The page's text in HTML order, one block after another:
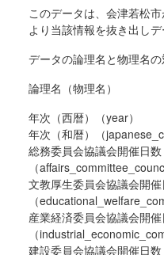
このデータは、会津若松
より当該情報を抜き出しデ
データの論理名と物理名の
論理名（物理名）
年次（西暦）（year）
年次（和暦）（
総務委員会協議会開催日数
（
文教厚生委員会協議会開催
（
産業経済委員会協議会開催
（
建設委員会協議会開催日数